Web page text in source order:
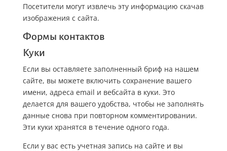
Посетители могут извлечь эту информацию скачав
изображения с сайта.
Формы контактов
Куки
Если вы оставляете заполненный бриф на нашем
сайте, вы можете включить сохранение вашего
имени, адреса email и вебсайта в куки. Это
делается для вашего удобства, чтобы не заполнять
данные снова при повторном комментировании.
Эти куки хранятся в течение одного года.
Если у вас есть учетная запись на сайте и вы